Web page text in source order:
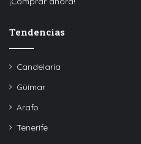
Tendencias
Candelaria
Güímar
Arafo
Tenerife